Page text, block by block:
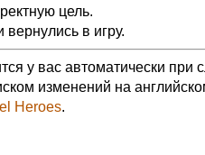
цель.
вернулись в игру.
у вас автоматически при
изменений на
Heroes.